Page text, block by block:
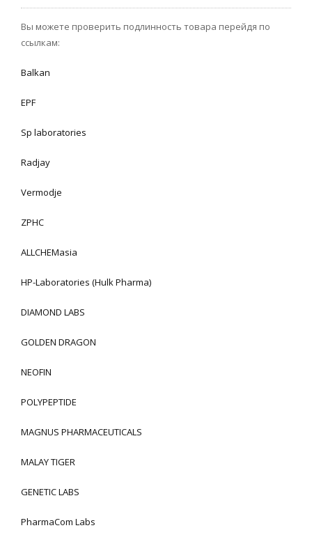
Вы можете проверить подлинность товара перейдя по
ссылкам:
Balkan
EPF
Sp laboratories
Radjay
Vermodje
ZPHC
ALLCHEMasia
HP-Laboratories (Hulk Pharma)
DIAMOND LABS
GOLDEN DRAGON
NEOFIN
POLYPEPTIDE
MAGNUS PHARMACEUTICALS
MALAY TIGER
GENETIC LABS
PharmaCom Labs